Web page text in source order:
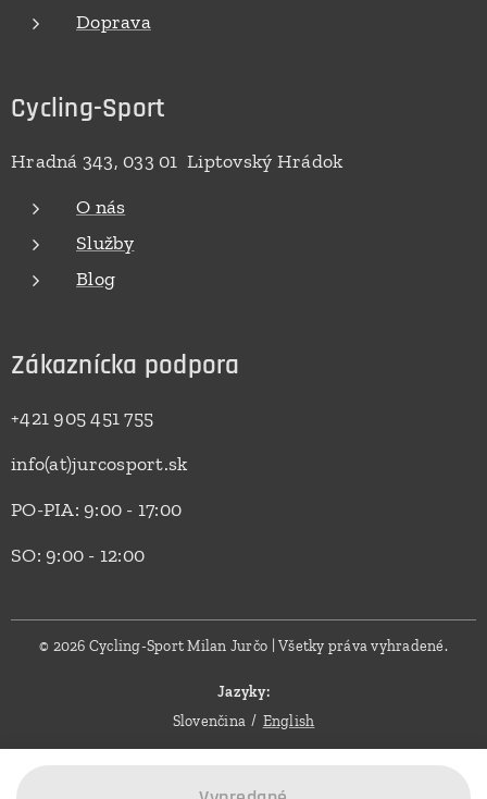
Doprava
Cycling-Sport
Hradná 343, 033 01 Liptovský Hrádok
O nás
Služby
Blog
Zákaznícka podpora
+421 905 451 755
info(at)jurcosport.sk
PO-PIA: 9:00 - 17:00
SO: 9:00 - 12:00
© 2026 Cycling-Sport Milan Jurčo | Všetky práva vyhradené.
Jazyky
Slovenčina
English